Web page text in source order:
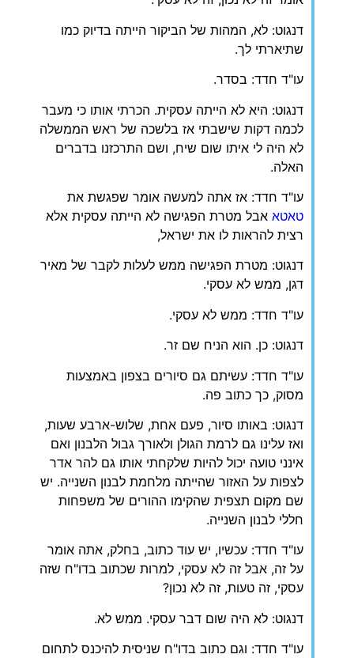
דנגוט: לא, המהות של הביקור הייתה בדיוק כמו
שתיארתי לך.
עו"ד חדד: בסדר.
דנגוט: היא לא הייתה עסקית. הכרתי אותו כי מעבר
לכמה דקות שישבתי אז בלשכה של ראש הממשלה
לא היה לי איתו שום שיח, ושם התרכזנו בדברים
האלה.
עו"ד חדד: אז אתה למעשה אומר שפגשת את
טאטא אבל מטרת הפגישה לא הייתה עסקית אלא
רצית להראות לו את ישראל,
דנגוט: מטרת הפגישה ממש לעלות לקבר של מאיר
דגן, ממש לא עסקי.
עו"ד חדד: ממש לא עסקי.
דנגוט: כן. הוא הניח שם זר.
עו"ד חדד: עשיתם גם סיורים בצפון באמצעות
מסוק, כך כתוב פה.
דנגוט: באותו סיור, פעם אחת, שלוש-ארבע שעות,
ואז עלינו גם לרמת הגולן ולאורך גבול הלבנון ואם
אינני טועה יכול להיות שלקחתי אותו גם להר אדר
לצפות על האזור שהייתה מלחמת לבנון השנייה. יש
שם מקום תצפית שהקימו ההורים של משפחות
חללי לבנון השנייה.
עו"ד חדד: עכשיו, יש עוד כתוב, בחלק, אתה אומר
על זה, אבל זה לא עסקי, למרות שכתוב בדו"ח שזה
עסקי, זה טעות, זה לא נכון?
דנגוט: לא היה שום דבר עסקי. ממש לא.
עו"ד חדד: וגם כתוב בדו"ח שניסית להיכנס לתחום